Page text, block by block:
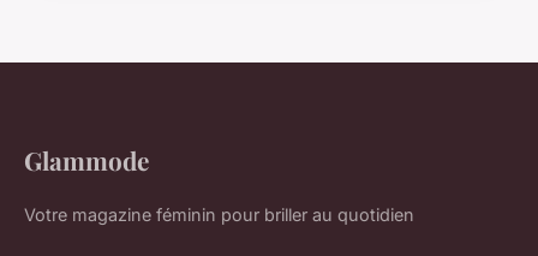
Glammode
Votre magazine féminin pour briller au quotidien